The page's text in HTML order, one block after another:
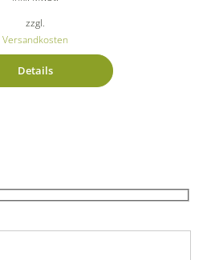
zzgl.
Versandkosten
Details